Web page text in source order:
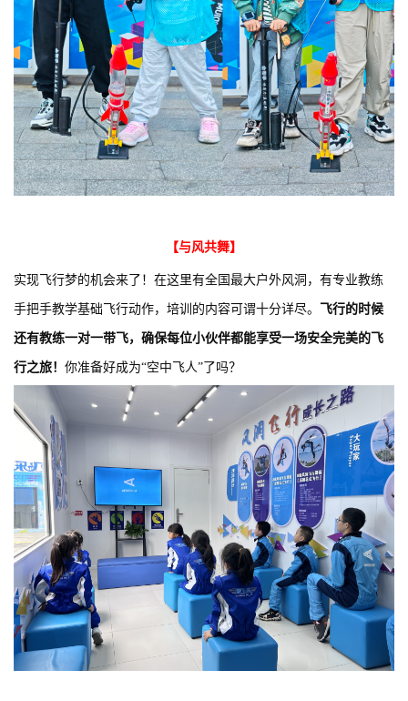
【与风共舞】
实现飞行梦的机会来了！在这里有全国最大户外风洞，有专业教练
手把手教学基础 飞行动作，培训的内容可谓十分详尽。 飞行的时候
还有教练一对一带飞，确保每位小伙伴都能享受一场安全完美的飞
行之旅！ 你准备好成为“空中飞人”了吗？